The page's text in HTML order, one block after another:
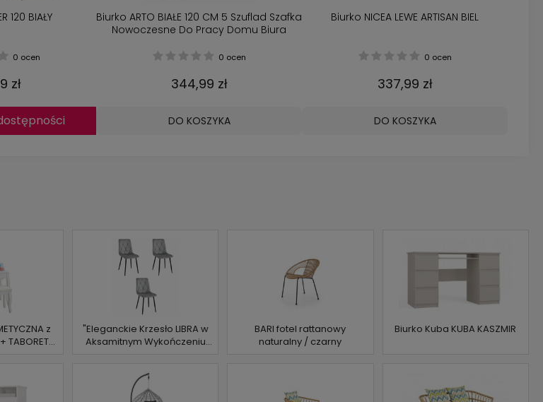
120 BIAŁY
0 ocen
zł
Biurko ARTO BIAŁE 120 CM 5 Szuflad Szafka
Nowoczesne Do Pracy Domu Biura
0 ocen
344,99 zł
DO KOSZYKA
Biurko NICEA LEWE ARTISAN BIEL
0 ocen
337,99 zł
DO KOSZYKA
z
TABORET
"Eleganckie Krzesło LIBRA w
Aksamitnym Wykończeniu
BARI fotel rattanowy
naturalny / czarny
Biurko Kuba KUBA KASZMIR